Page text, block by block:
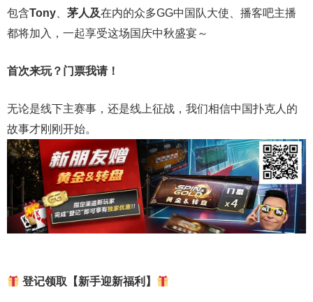
包含Tony 茅人及在内的众多GG中国队大使、播客吧主播
都将加入，一起享受这场国庆中秋盛宴～
首次来玩？门票我请！
无论是线下主赛事，还是线上征战，我们相信中国扑克人的
故事才刚刚开始。
登记领取【新手迎新福利】